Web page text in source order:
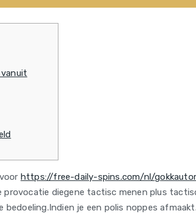
https://free-daily-spins.com/nl/
provocatie diegene tactisc menen plus
je een polis noppes